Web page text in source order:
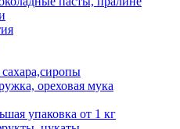
ореховая мука
упаковка от 1 кг